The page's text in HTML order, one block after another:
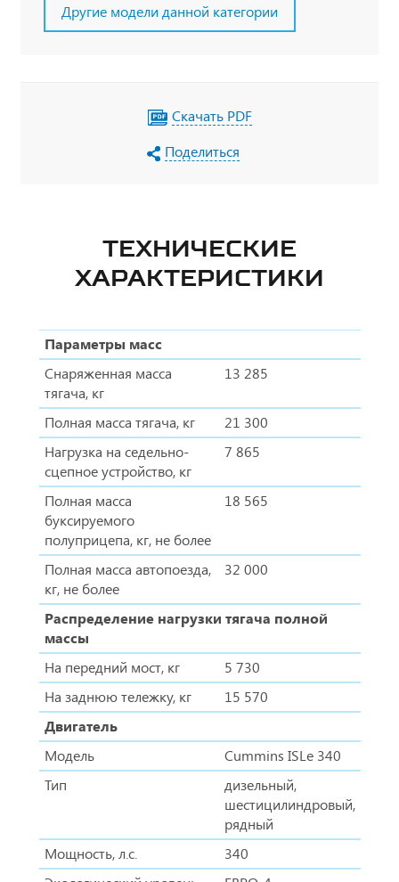
Другие модели данной категории
Скачать PDF
Поделиться
ТЕХНИЧЕСКИЕ
ХАРАКТЕРИСТИКИ
Параметры масс
Снаряженная масса
тягача, кг
13 285
Полная масса тягача, кг
21 300
Нагрузка на седельно-
сцепное устройство, кг
7 865
Полная масса
буксируемого
полуприцепа, кг, не более
18 565
Полная масса автопоезда,
кг, не более
32 000
Распределение нагрузки тягача полной
массы
На передний мост, кг
5 730
На заднюю тележку, кг
15 570
Двигатель
Модель
Cummins ISLe 340
Тип
дизельный,
шестицилиндровый,
рядный
Мощность, л.с.
340